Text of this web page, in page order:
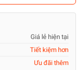
Giá lẻ hiện tại
Tiết kiệm hơn
Ưu đãi thêm